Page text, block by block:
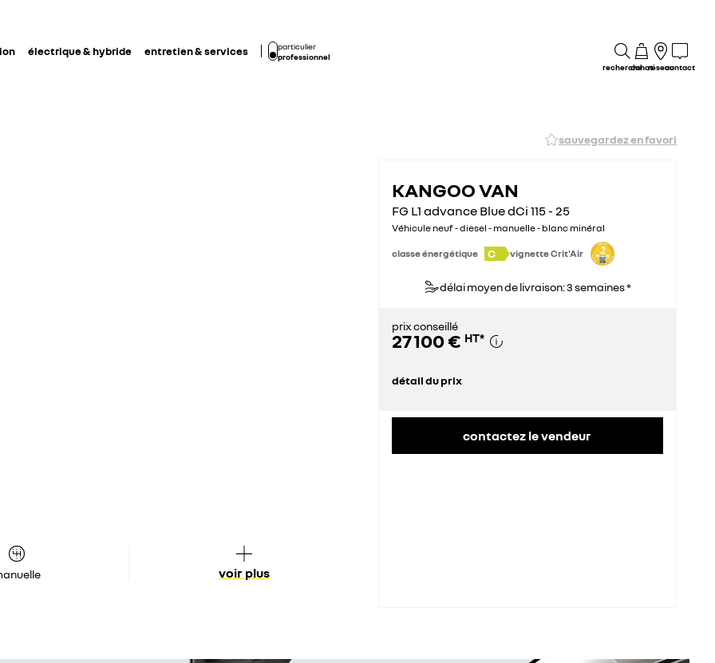
électrique & hybride entretien & services
particulier
professionnel
rechercheachatréseaucontact
sauvegardez en favori
voir plus
KANGOO VAN
FG L1 advance Blue dCi 115 - 25
Véhicule neuf - diesel - manuelle - blanc minéral
classe énergétique C vignette Crit'Air
délai moyen de livraison: 3 semaines *
prix conseillé
27 100 € HT*
détail du prix
contactez le vendeur